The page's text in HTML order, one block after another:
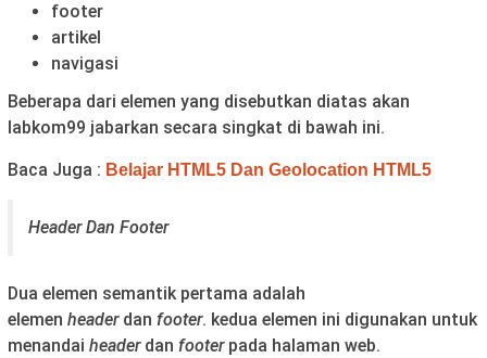
footer
artikel
navigasi
Beberapa dari elemen yang disebutkan diatas akan
labkom99 jabarkan secara singkat di bawah ini.
Baca Juga : Belajar HTML5 Dan Geolocation HTML5
Header Dan Footer
Dua elemen semantik pertama adalah
elemen headerdan footer. kedua elemen ini digunakan untuk
menandai headerdan footerpada halaman web.